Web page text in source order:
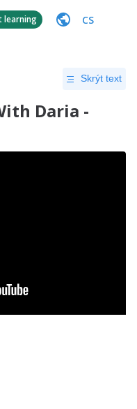
learning CS
Skrýt text
Daria -